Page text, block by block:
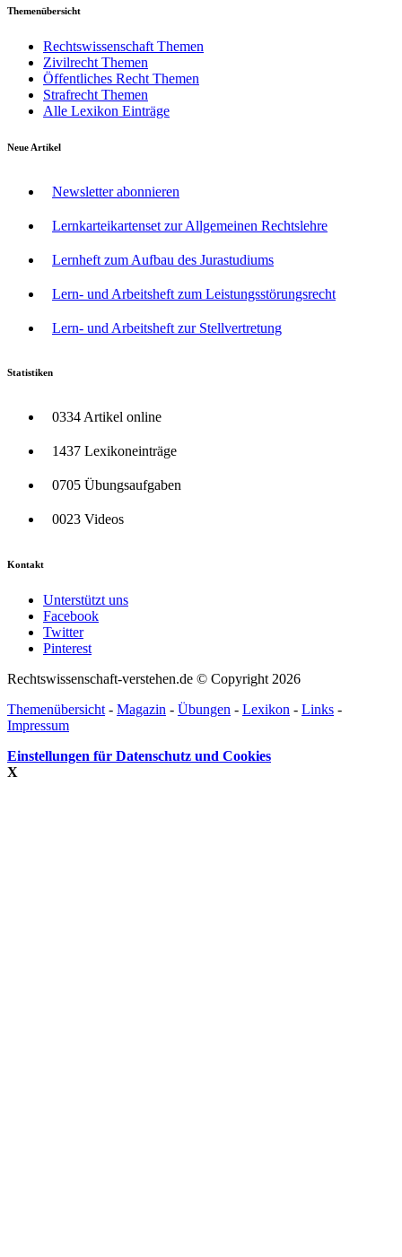
Themenübersicht
Rechtswissenschaft Themen
Zivilrecht Themen
Öffentliches Recht Themen
Strafrecht Themen
Alle Lexikon Einträge
Neue Artikel
Newsletter abonnieren
Lernkarteikartenset zur Allgemeinen Rechtslehre
Lernheft zum Aufbau des Jurastudiums
Lern- und Arbeitsheft zum Leistungsstörungsrecht
Lern- und Arbeitsheft zur Stellvertretung
Statistiken
0334 Artikel online
1437 Lexikoneinträge
0705 Übungsaufgaben
0023 Videos
Kontakt
Unterstützt uns
Facebook
Twitter
Pinterest
Rechtswissenschaft-verstehen.de © Copyright 2026
Themenübersicht - Magazin - Übungen - Lexikon - Links -
Impressum
Einstellungen für Datenschutz und Cookies
X